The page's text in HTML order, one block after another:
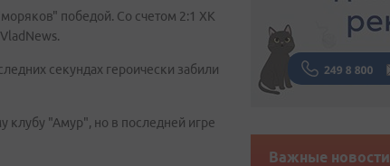
победой. Со счетом 2:1 ХК
секундах героически забили
клубу "Амур", но в последней игре
Важные новости